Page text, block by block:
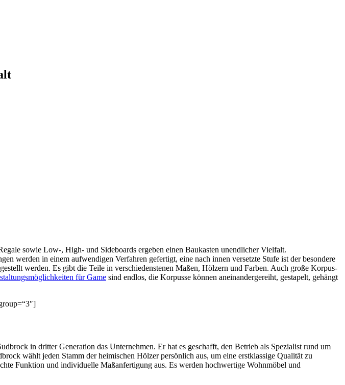
sowie Low-, High- und Sideboards ergeben einen Baukasten unendlicher Vielfalt.
werden in einem aufwendigen Verfahren gefertigt, eine nach innen versetzte Stufe ist der besondere
werden. Es gibt die Teile in verschiedenstenen Maßen, Hölzern und Farben. Auch große Korpus-
für Game sind endlos, die Korpusse können aneinandergereiht, gestapelt, gehängt
in dritter Generation das Unternehmen. Er hat es geschafft, den Betrieb als Spezialist rund um
wählt jeden Stamm der heimischen Hölzer persönlich aus, um eine erstklassige Qualität zu
Funktion und individuelle Maßanfertigung aus. Es werden hochwertige Wohnmöbel und